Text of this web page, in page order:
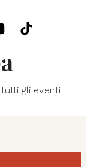
gli eventi